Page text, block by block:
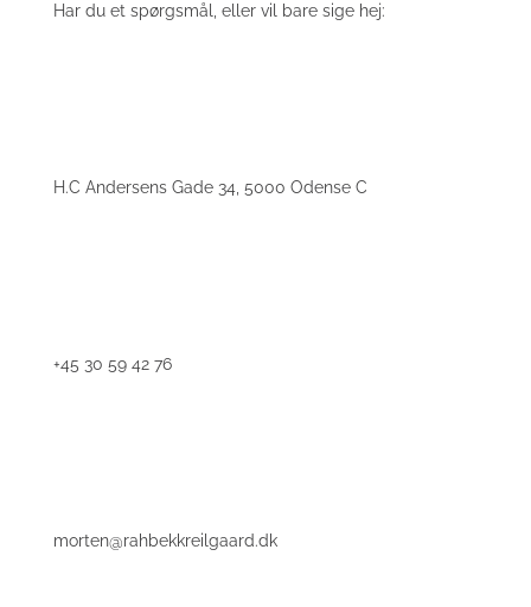
Har du et spørgsmål, eller vil bare sige hej:
H.C Andersens Gade 34, 5000 Odense C
+45 30 59 42 76
morten@rahbekkreilgaard.dk